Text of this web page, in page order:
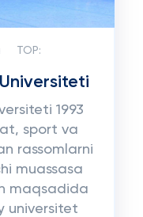
TOP:
1993
sport va
rassomlarni
muassasa
maqsadida
universitet